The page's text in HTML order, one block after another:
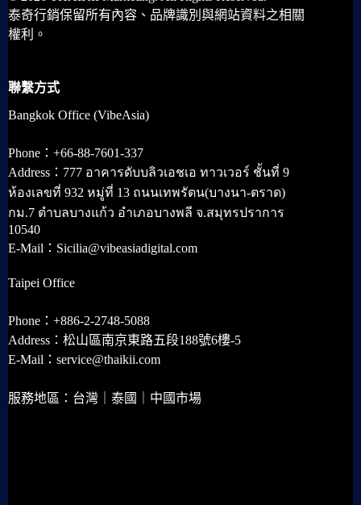
泰奇行銷保留所有內容、品牌識別與網站資料之相關
權利。
聯繫方式
Bangkok Office (VibeAsia)
Phone：+66-88-7601-337
Address：777 อาคารดับบลิวเอชเอ ทาวเวอร์ ชั้นที่ 9
ห้องเลขที่ 932 หมู่ที่ 13 ถนนเทพรัตน(บางนา-ตราด)
กม.7 ตำบลบางแก้ว อำเภอบางพลี จ.สมุทรปราการ
10540
E-Mail：Sicilia@vibeasiadigital.com
Taipei Office
Phone：+886-2-2748-5088
Address：松山區南京東路五段188號6樓-5
E-Mail：service@thaikii.com
服務地區：台灣｜泰國｜中國市場